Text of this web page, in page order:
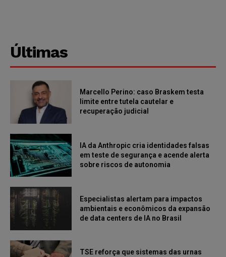
Últimas
Marcello Perino: caso Braskem testa
limite entre tutela cautelar e
recuperação judicial
IA da Anthropic cria identidades falsas
em teste de segurança e acende alerta
sobre riscos de autonomia
Especialistas alertam para impactos
ambientais e econômicos da expansão
de data centers de IA no Brasil
TSE reforça que sistemas das urnas